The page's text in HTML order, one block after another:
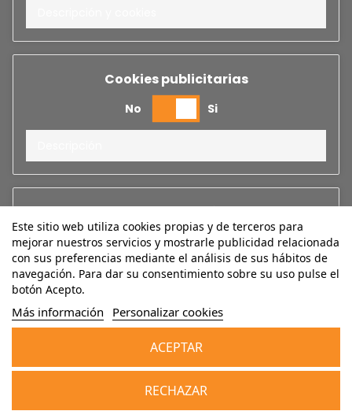
Añadir al carrito
Este sitio web utiliza cookies propias y de terceros para
mejorar nuestros servicios y mostrarle publicidad relacionada
con sus preferencias mediante el análisis de sus hábitos de
navegación. Para dar su consentimiento sobre su uso pulse el
botón Acepto.
Más información Personalizar cookies
RECHAZAR
ACEPTAR
Cookies publicitarias
No Si
Cookies de analíticas
No Si
Descripción
Cookies de rendimiento
No Si
Cancelar
Aceptar todo